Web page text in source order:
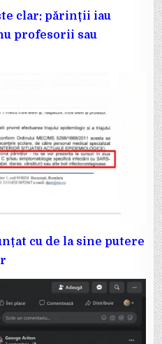
clar: părinții iau
profesorii sau
cu de la sine putere